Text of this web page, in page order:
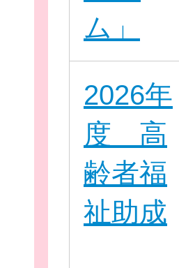
ム」
2026年
度 高
齢者福
祉助成